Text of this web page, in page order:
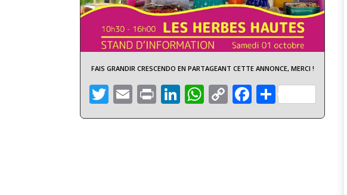
FAIS GRANDIR CRESCENDO EN PARTAGEANT CETTE ANNONCE, MERCI !
Twitter
Email
PrintLinkedIn
WhatsApp
Copy
Link
Facebook